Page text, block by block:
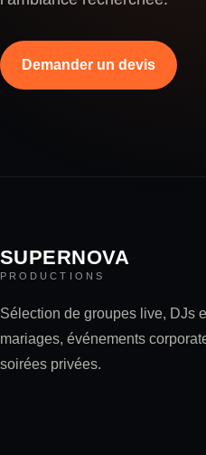
Demander un devis
SUPERNOVA
PRODUCTIONS
Sélection de groupes live, DJs
mariages, événements
soirées privées.